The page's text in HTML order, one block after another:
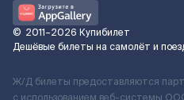
© 2011–2026 Купибилет
Дешёвые билеты на самолёт и
Ж/Д билеты предоставляются